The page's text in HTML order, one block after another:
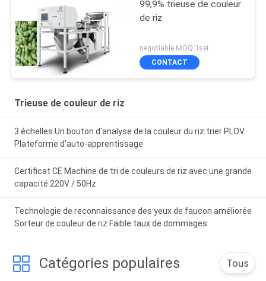
99,9% trieuse de couleur
de riz
negotiable MOQ:1set
CONTACT
Trieuse de couleur de riz
3 échelles Un bouton d'analyse de la couleur du riz trier PLOV
Plateforme d'auto-apprentissage
Certificat CE Machine de tri de couleurs de riz avec une grande
capacité 220V / 50Hz
Technologie de reconnaissance des yeux de faucon améliorée
Sorteur de couleur de riz Faible taux de dommages
Catégories populaires Tous